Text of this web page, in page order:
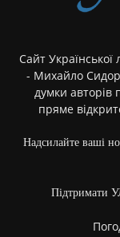
Сайт Української
- Михайло
думки авторів
пряме
Надсилайте ваші
Підтримати